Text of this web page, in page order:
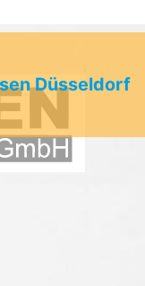
Düsseldorf